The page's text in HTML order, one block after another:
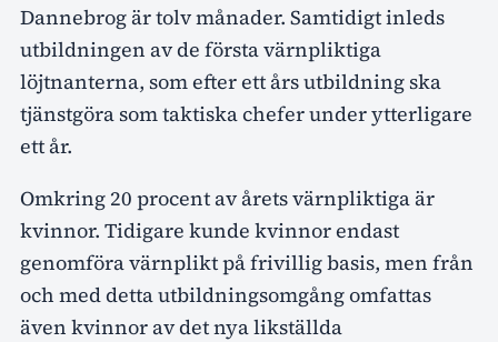
Dannebrog är tolv månader. Samtidigt inleds
utbildningen av de första värnpliktiga
löjtnanterna, som efter ett års utbildning ska
tjänstgöra som taktiska chefer under ytterligare
ett år.
Omkring 20 procent av årets värnpliktiga är
kvinnor. Tidigare kunde kvinnor endast
genomföra värnplikt på frivillig basis, men från
och med detta utbildningsomgång omfattas
även kvinnor av det nya likställda